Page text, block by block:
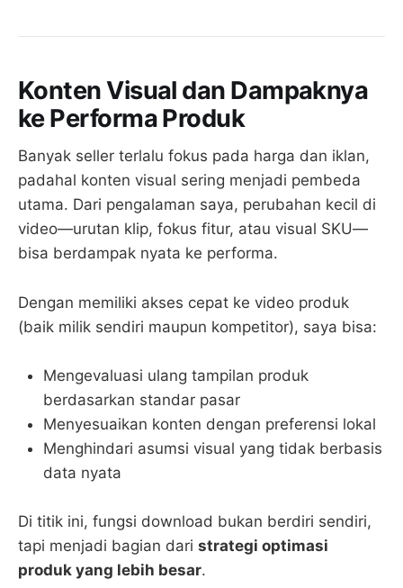
Konten Visual dan Dampaknya
ke Performa Produk
Banyak seller terlalu fokus pada harga dan iklan,
padahal konten visual sering menjadi pembeda
utama. Dari pengalaman saya, perubahan kecil di
video—urutan klip, fokus fitur, atau visual SKU—
bisa berdampak nyata ke performa.
Dengan memiliki akses cepat ke video produk
(baik milik sendiri maupun kompetitor), saya bisa:
Mengevaluasi ulang tampilan produk
berdasarkan standar pasar
Menyesuaikan konten dengan preferensi lokal
Menghindari asumsi visual yang tidak berbasis
data nyata
Di titik ini, fungsi download bukan berdiri sendiri,
tapi menjadi bagian dari strategi optimasi
produk yang lebih besar.